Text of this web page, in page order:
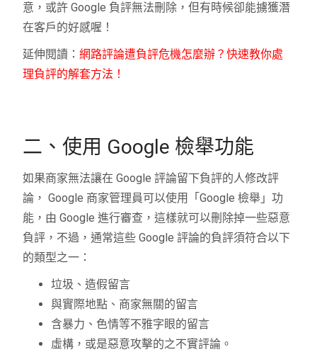
意，或許 Google 負評無法刪除，但有時候卻能擄獲潛
在客戶的好感喔！
延伸閱讀：網路評論遭負評危機怎麼辦？快速教你處
理負評的解套方法！
二、使用 Google 檢舉功能
如果商家無法讓在 Google 評論留下負評的人修改評
論， Google 商家管理員可以使用「Google 檢舉」功
能，由 Google 進行審查，這樣就可以刪除掉一些惡意
負評，不過，通常這些 Google 評論的負評須符合以下
的類型之一：
垃圾、造假留言
與實際地點、商家無關的留言
含暴力、色情等不雅字眼的留言
虛構，或是惡意攻擊的之不實評論。